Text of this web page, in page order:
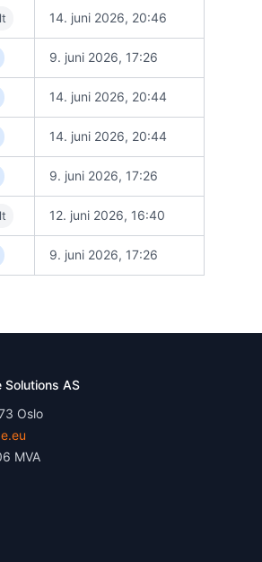
14. juni 2026, 20:46
9. juni 2026, 17:26
14. juni 2026, 20:44
14. juni 2026, 20:44
9. juni 2026, 17:26
12. juni 2026, 16:40
9. juni 2026, 17:26
AS
Oslo
MVA